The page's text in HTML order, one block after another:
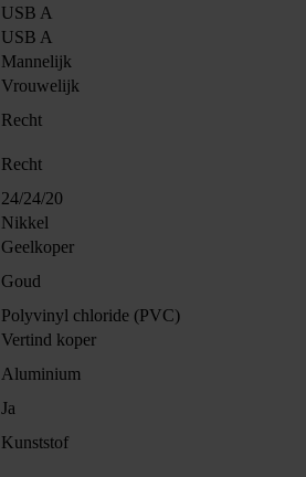
USB A
USB A
Mannelijk
Vrouwelijk
Recht
Recht
24/24/20
Nikkel
Geelkoper
Goud
Polyvinyl chloride (PVC)
Vertind koper
Aluminium
Ja
Kunststof